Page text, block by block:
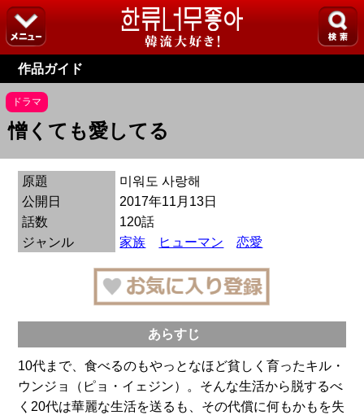
作品ガイド
ドラマ
憎くても愛してる
原題
미워도 사랑해
公開日
2017年11月13日
話数
120話
ジャンル
家族 ヒューマン 恋愛
あらすじ
10代まで、食べるのもやっとなほど貧しく育ったキル・
ウンジョ（ピョ・イェジン）。そんな生活から脱するべ
く20代は華麗な生活を送るも、その代償に何もかもを失